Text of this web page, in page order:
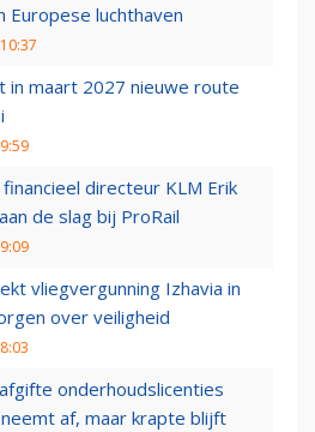
Europese luchthaven
in maart 2027 nieuwe route
directeur KLM Erik
de slag bij ProRail
vliegvergunning Izhavia in
over veiligheid
onderhoudslicenties
af, maar krapte blijft